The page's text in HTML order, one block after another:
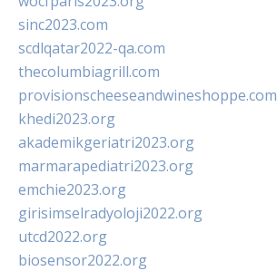
sinc2023.com
scdlqatar2022-qa.com
thecolumbiagrill.com
provisionscheeseandwineshoppe.com
khedi2023.org
akademikgeriatri2023.org
marmarapediatri2023.org
emchie2023.org
girisimselradyoloji2022.org
utcd2022.org
biosensor2022.org